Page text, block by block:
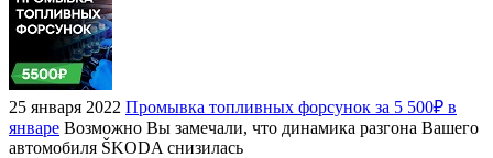
25 января 2022 Промывка топливных форсунок за 5 500₽ в
январе Возможно Вы замечали, что динамика разгона Вашего
автомобиля ŠKODA снизилась